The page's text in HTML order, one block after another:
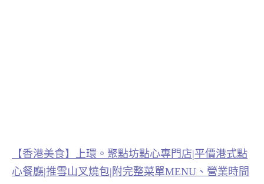
【香港美食】上環。聚點坊點心專門店|平價港式點
心餐廳|推雪山叉燒包|附完整菜單MENU、營業時間